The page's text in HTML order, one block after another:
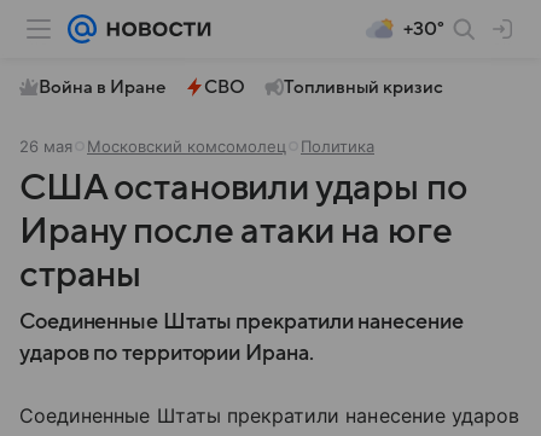
+30°
Война в Иране СВО Топливный кризис
26 мая Московский комсомолец Политика
США остановили удары по
Ирану после атаки на юге
страны
Соединенные Штаты прекратили нанесение
ударов по территории Ирана.
Соединенные Штаты прекратили нанесение ударов